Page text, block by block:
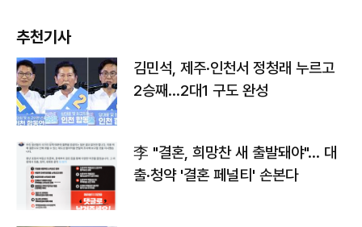
추천기사
김민석, 제주·인천서 정청래 누르고
2승째…2대1 구도 완성
李 "결혼, 희망찬 새 출발돼야"… 대
출·청약 '결혼 페널티' 손본다